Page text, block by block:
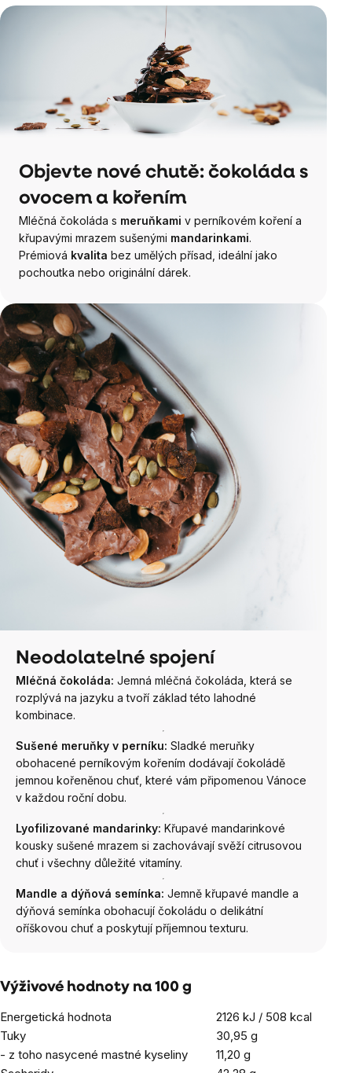
Objevte nové chutě: čokoláda s
ovocem a kořením
Mléčná čokoláda s meruňkami v perníkovém koření a
křupavými mrazem sušenými mandarinkami.
Prémiová kvalita bez umělých přísad, ideální jako
pochoutka nebo originální dárek.
Neodolatelné spojení
Mléčná čokoláda: Jemná mléčná čokoláda, která se
rozplývá na jazyku a tvoří základ této lahodné
kombinace.
Sušené meruňky v perníku: Sladké meruňky
obohacené perníkovým kořením dodávají čokoládě
jemnou kořeněnou chuť, které vám připomenou Vánoce
v každou roční dobu.
Lyofilizované mandarinky: Křupavé mandarinkové
kousky sušené mrazem si zachovávají svěží citrusovou
chuť i všechny důležité vitamíny.
Mandle a dýňová semínka: Jemně křupavé mandle a
dýňová semínka obohacují čokoládu o delikátní
oříškovou chuť a poskytují příjemnou texturu.
Výživové hodnoty na 100 g
Energetická hodnota
2126 kJ / 508 kcal
Tuky
30,95 g
- z toho nasycené mastné kyseliny
11,20 g